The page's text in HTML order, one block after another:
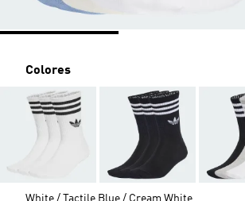
Colores
White / Tactile Blue / Cream White